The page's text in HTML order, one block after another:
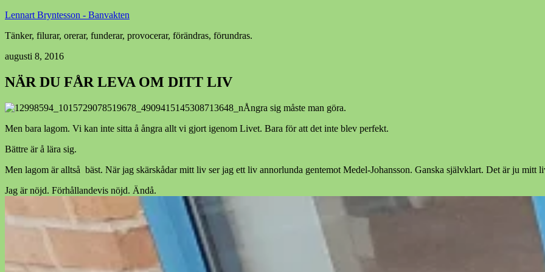
Lennart Bryntesson - Banvakten
Tänker, filurar, orerar, funderar, provocerar, förändras, förundras.
augusti 8, 2016
NÄR DU FÅR LEVA OM DITT LIV
Ångra sig måste man göra.
Men bara lagom. Vi kan inte sitta å ångra allt vi gjort igenom Livet. Bara för att det inte blev perfekt.
Bättre är å lära sig.
Men lagom är alltså bäst. När jag skärskådar mitt liv ser jag ett liv annorlunda gentemot Medel-Johansson. Ganska självklart. Det är ju mitt
Jag är nöjd. Förhållandevis nöjd. Ändå.